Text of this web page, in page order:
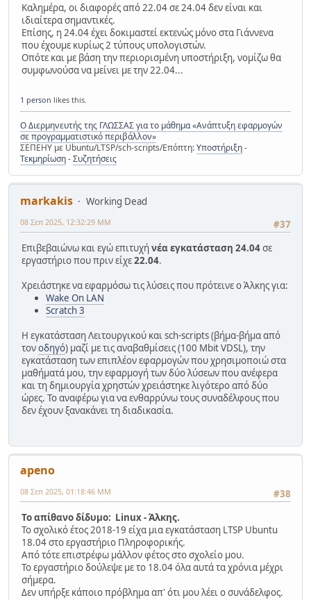
Καλημέρα, οι διαφορές από 22.04 σε 24.04 δεν είναι και
ιδιαίτερα σημαντικές.
Επίσης, η 24.04 έχει δοκιμαστεί εκτενώς μόνο στα Γιάννενα
που έχουμε κυρίως 2 τύπους υπολογιστών.
Οπότε και με βάση την περιορισμένη υποστήριξη, νομίζω θα
συμφωνούσα να μείνει με την 22.04...
1 person likes this.
Ο Διερμηνευτής της ΓΛΩΣΣΑΣ για το μάθημα «Ανάπτυξη εφαρμογών
σε προγραμματιστικό περιβάλλον»
ΣΕΠΕΗΥ με Ubuntu/LTSP/sch-scripts/Επόπτη:Υποστήριξη-
Τεκμηρίωση-Συζητήσεις
markakis
Working Dead
#37
08 Σεπ 2025, 12:32:29 ΜΜ
Επιβεβαιώνω και εγώ επιτυχήνέα εγκατάσταση 24.04σε
εργαστήριο που πριν είχε22.04.
Χρειάστηκε να εφαρμόσω τις λύσεις που πρότεινε ο Άλκης για:
Wake On LAN
Scratch 3
Η εγκατάσταση Λειτουργικού και sch-scripts (βήμα-βήμα από
τονοδηγό) μαζί με τις αναβαθμίσεις (100 Mbit VDSL), την
εγκατάσταση των επιπλέον εφαρμογών που χρησιμοποιώ στα
μαθήματά μου, την εφαρμογή των δύο λύσεων που ανέφερα
και τη δημιουργία χρηστών χρειάστηκε λιγότερο από δύο
ώρες. Το αναφέρω για να ενθαρρύνω τους συναδέλφους που
δεν έχουν ξανακάνει τη διαδικασία.
apeno
#38
08 Σεπ 2025, 01:18:46 ΜΜ
Το απίθανο δίδυμο: Linux - Άλκης.
Το σχολικό έτος 2018-19 είχα μια εγκατάσταση LTSP Ubuntu
18.04 στο εργαστήριο Πληροφορικής.
Από τότε επιστρέφω μάλλον φέτος στο σχολείο μου.
Το εργαστήριο δούλεψε με το 18.04 όλα αυτά τα χρόνια μέχρι
σήμερα.
Δεν υπήρξε κάποιο πρόβλημα απ' ότι μου λέει ο συνάδελφος.